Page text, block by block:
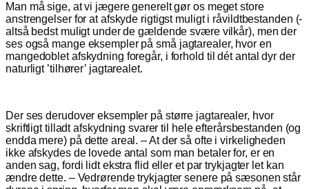
Man må sige, at vi jægere generelt gør os meget store
anstrengelser for at afskyde rigtigst muligt i råvildtbestanden (-
altså bedst muligt under de gældende svære vilkår), men der
ses også mange eksempler på små jagtarealer, hvor en
mangedoblet afskydning foregår, i forhold til dét antal dyr der
naturligt ’tilhører’ jagtarealet.
Der ses derudover eksempler på større jagtarealer, hvor
skriftligt tilladt afskydning svarer til hele efterårsbestanden (og
endda mere) på dette areal. – At der så ofte i virkeligheden
ikke afskydes de lovede antal som man betaler for, er en
anden sag, fordi lidt ekstra flid eller et par trykjagter let kan
ændre dette. – Vedrørende trykjagter senere på sæsonen står